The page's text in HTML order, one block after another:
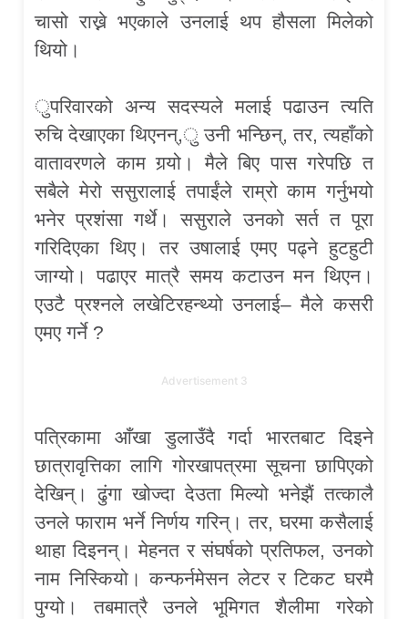
चासो राख्ने भएकाले उनलाई थप हौसला मिलेको
थियो।
ुपरिवारको अन्य सदस्यले मलाई पढाउन त्यति
रुचि देखाएका थिएनन्,ु उनी भन्छिन्, तर, त्यहाँको
वातावरणले काम गर्‍यो। मैले बिए पास गरेपछि त
सबैले मेरो ससुरालाई तपाईंले राम्रो काम गर्नुभयो
भनेर प्रशंसा गर्थे। ससुराले उनको सर्त त पूरा
गरिदिएका थिए। तर उषालाई एमए पढ्ने हुटहुटी
जाग्यो। पढाएर मात्रै समय कटाउन मन थिएन।
एउटै प्रश्नले लखेटिरहन्थ्यो उनलाई– मैले कसरी
एमए गर्ने ?
Advertisement 3
पत्रिकामा आँखा डुलाउँदै गर्दा भारतबाट दिइने
छात्रावृत्तिका लागि गोरखापत्रमा सूचना छापिएको
देखिन्। ढुंगा खोज्दा देउता मिल्यो भनेझैं तत्कालै
उनले फाराम भर्ने निर्णय गरिन्। तर, घरमा कसैलाई
थाहा दिइनन्। मेहनत र संघर्षको प्रतिफल, उनको
नाम निस्कियो। कन्फर्नमेसन लेटर र टिकट घरमै
पुग्यो। तबमात्रै उनले भूमिगत शैलीमा गरेको